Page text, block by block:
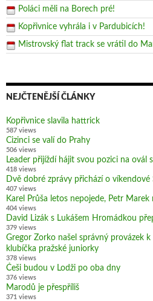
Poláci měli na Borech pré!
Kopřivnice vyhrála i v Pardubicích!
Mistrovský flat track se vrátil do
NEJČTENĚJŠÍ ČLÁNKY
Kopřivnice slavila hattrick
587 views
Cizinci se valí do Prahy
506 views
Leader přijíždí hájit svou pozici na ovál
418 views
Dvě dobré zprávy přichází o víkendové
407 views
Karel Průša letos nepojede, Petr Marek
404 views
David Lizák s Lukášem Hromádkou
379 views
Gregor Zorko našel správný provázek
klubíčka pražské juniorky
378 views
Češi budou v Lodži po oba dny
376 views
Marodů je přespříliš
371 views